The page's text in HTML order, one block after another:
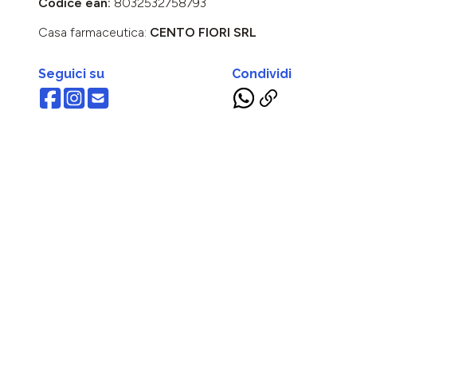
Casa farmaceutica: CENTO FIORI SRL
Seguici su Condividi